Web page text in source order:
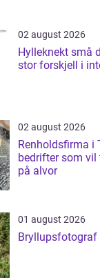
02 august 2026
Hylleknekt små detaljer som gjør
stor forskjell i
02 august 2026
Renholdsfirma i
bedrifter som
på alvor
01 august 2026
Bryllupsfotograf